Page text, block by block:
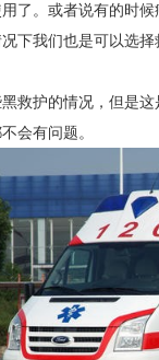
了。或者说有的时
下我们也是可以选择
救护的情况，但是
会有问题。